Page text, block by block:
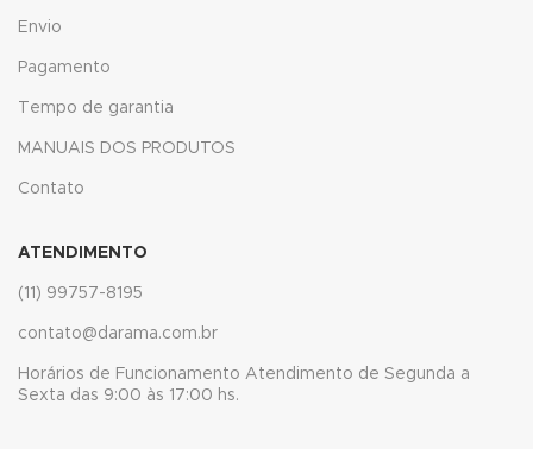
satın al
panel
panel
Envio
Pagamento
Tempo de garantia
MANUAIS DOS PRODUTOS
Contato
ATENDIMENTO
(11) 99757-8195
contato@darama.com.br
Horários de Funcionamento Atendimento de Segunda a
Sexta das 9:00 às 17:00 hs.